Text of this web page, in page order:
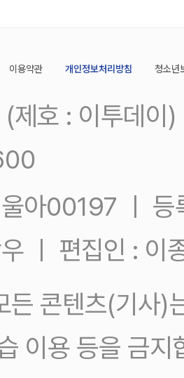
이용약관 개인정보처리방침 청소년
(제호 : 이투데
울아00197 ㅣ
ㅣ 편집인 : 이
든 콘텐츠(기사)
이용 등을 금지